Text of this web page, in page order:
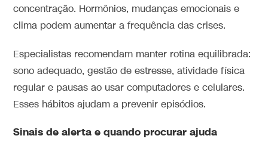
concentração. Hormônios, mudanças emocionais e
clima podem aumentar a frequência das crises.
Especialistas recomendam manter rotina equilibrada:
sono adequado, gestão de estresse, atividade física
regular e pausas ao usar computadores e celulares.
Esses hábitos ajudam a prevenir episódios.
Sinais de alerta e quando procurar ajuda